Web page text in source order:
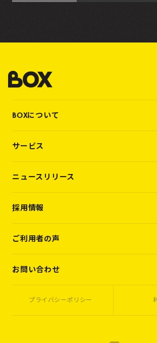
BOXについて
ビジョン
サービス
キャリアビルディング支援（転職支援）
ニュースリリース
PRESS RELEASE
VOICES
CASES
採用情報
ご利用者の声
お問い合わせ
プライバシーポリシー